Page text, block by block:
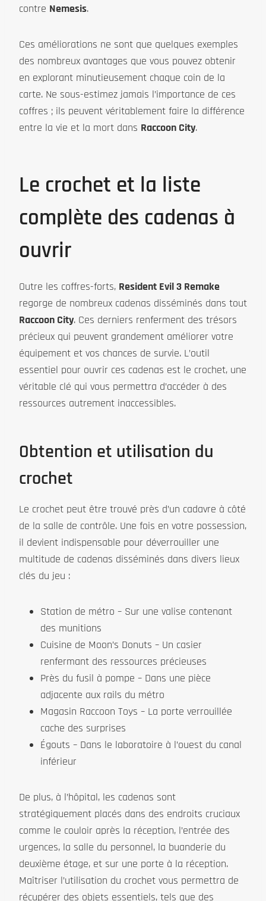
contre Nemesis.
Ces améliorations ne sont que quelques exemples
des nombreux avantages que vous pouvez obtenir
en explorant minutieusement chaque coin de la
carte. Ne sous-estimez jamais l’importance de ces
coffres ; ils peuvent véritablement faire la différence
entre la vie et la mort dans Raccoon City.
Le crochet et la liste
complète des cadenas à
ouvrir
Outre les coffres-forts, Resident Evil 3 Remake
regorge de nombreux cadenas disséminés dans tout
Raccoon City. Ces derniers renferment des trésors
précieux qui peuvent grandement améliorer votre
équipement et vos chances de survie. L’outil
essentiel pour ouvrir ces cadenas est le crochet, une
véritable clé qui vous permettra d’accéder à des
ressources autrement inaccessibles.
Obtention et utilisation du
crochet
Le crochet peut être trouvé près d’un cadavre à côté
de la salle de contrôle. Une fois en votre possession,
il devient indispensable pour déverrouiller une
multitude de cadenas disséminés dans divers lieux
clés du jeu :
Station de métro – Sur une valise contenant
des munitions
Cuisine de Moon’s Donuts – Un casier
renfermant des ressources précieuses
Près du fusil à pompe – Dans une pièce
adjacente aux rails du métro
Magasin Raccoon Toys – La porte verrouillée
cache des surprises
Égouts – Dans le laboratoire à l’ouest du canal
inférieur
De plus, à l’hôpital, les cadenas sont
stratégiquement placés dans des endroits cruciaux
comme le couloir après la réception, l’entrée des
urgences, la salle du personnel, la buanderie du
deuxième étage, et sur une porte à la réception.
Maîtriser l’utilisation du crochet vous permettra de
récupérer des objets essentiels, tels que des